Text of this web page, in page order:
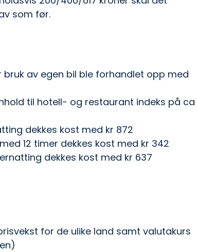
som før.
av egen bil ble forhandlet opp med
til hotell- og restaurant indeks på ca
dekkes kost med kr 872
12 timer dekkes kost med kr 342
dekkes kost med kr 637
for de ulike land samt valutakurs